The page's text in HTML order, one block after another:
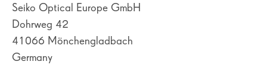
Seiko Optical Europe GmbH
Dohrweg 42
41066 Mönchengladbach
Germany